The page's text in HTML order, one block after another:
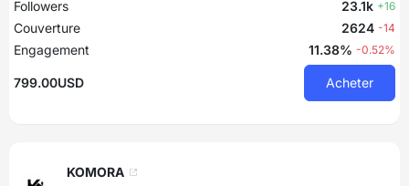
Followers 23.1k +16
Couverture 2624 -14
Engagement 11.38% -0.52%
799.00USD Acheter
KOMORA